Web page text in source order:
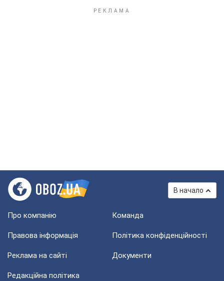
В начало
Про компанію Команда
Правова інформація Політика конфіденційності
Реклама на сайті Документи
Редакційна політика